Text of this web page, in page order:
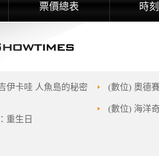
票價總表 時
伊卡哇 人魚島的秘密
重生日
(數位) 奧德
(數位) 海洋